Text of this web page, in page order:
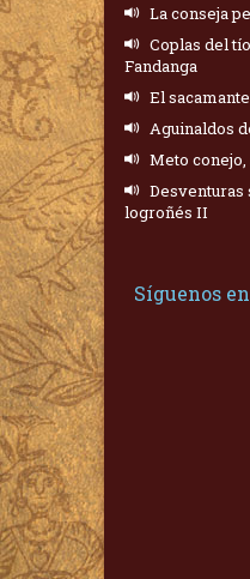
La conseja
Coplas del
Fandanga
El
Aguinaldos
Meto conejo,
Desventuras
logroñés II
Síguenos